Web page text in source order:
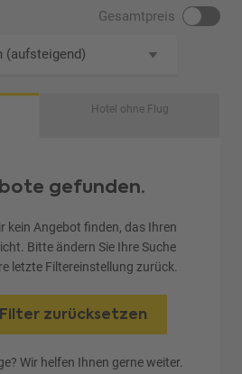
Gesamtpreis
(aufsteigend)
Hotel ohne Flug
gefunden.
kein Angebot finden, das Ihren
Bitte ändern Sie Ihre Suche
letzte Filtereinstellung zurück.
zurücksetzen
Wir helfen Ihnen gerne weiter.